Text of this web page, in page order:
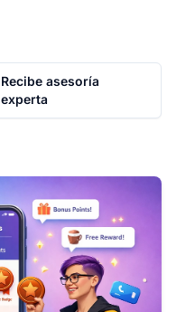
Recibe asesoría
experta